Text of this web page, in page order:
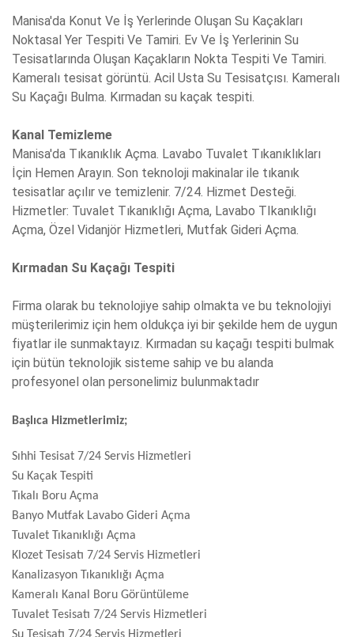
Manisa'da Konut Ve İş Yerlerinde Oluşan Su Kaçakları
Noktasal Yer Tespiti Ve Tamiri. Ev Ve İş Yerlerinin Su
Tesisatlarında Oluşan Kaçakların Nokta Tespiti Ve Tamiri.
Kameralı tesisat görüntü. Acil Usta Su Tesisatçısı. Kameralı
Su Kaçağı Bulma. Kırmadan su kaçak tespiti.
Kanal Temizleme
Manisa'da Tıkanıklık Açma. Lavabo Tuvalet Tıkanıklıkları
İçin Hemen Arayın. Son teknoloji makinalar ile tıkanık
tesisatlar açılır ve temizlenir. 7/24. Hizmet Desteği.
Hizmetler: Tuvalet Tıkanıklığı Açma, Lavabo TIkanıklığı
Açma, Özel Vidanjör Hizmetleri, Mutfak Gideri Açma.
Kırmadan Su Kaçağı Tespiti
Firma olarak bu teknolojiye sahip olmakta ve bu teknolojiyi
müşterilerimiz için hem oldukça iyi bir şekilde hem de uygun
fiyatlar ile sunmaktayız. Kırmadan su kaçağı tespiti bulmak
için bütün teknolojik sisteme sahip ve bu alanda
profesyonel olan personelimiz bulunmaktadır
Başlıca Hizmetlerimiz;
Sıhhi Tesisat 7/24 Servis Hizmetleri
Su Kaçak Tespiti
Tıkalı Boru Açma
Banyo Mutfak Lavabo Gideri Açma
Tuvalet Tıkanıklığı Açma
Klozet Tesisatı 7/24 Servis Hizmetleri
Kanalizasyon Tıkanıklığı Açma
Kameralı Kanal Boru Görüntüleme
Tuvalet Tesisatı 7/24 Servis Hizmetleri